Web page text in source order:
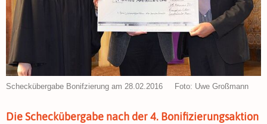
Scheckübergabe Bonifzierung am 28.02.2016 Foto: Uwe Großmann
Die Scheckübergabe nach der 4. Bonifizierungsaktion